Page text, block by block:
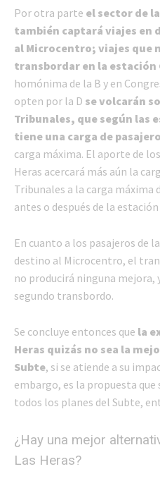
Por otra parte el sector de la
también captará viajes en
al Microcentro; viajes que
transbordar en la estación
homónima de la B y en
opten por la D se volcarán
Tribunales, que según las
tiene una carga de
carga máxima. El aporte de
Heras acercará más aún la
Tribunales a la carga máxima
antes o después de la
En cuanto a los pasajeros de
destino al Microcentro, el
no producirá ninguna mejora,
segundo transbordo.
Se concluye entonces que la
Heras quizás no sea la
Subte, si se atiende a su
embargo, es la propuesta que
todos los planes del Subte,
¿Hay una mejor
Las Heras?